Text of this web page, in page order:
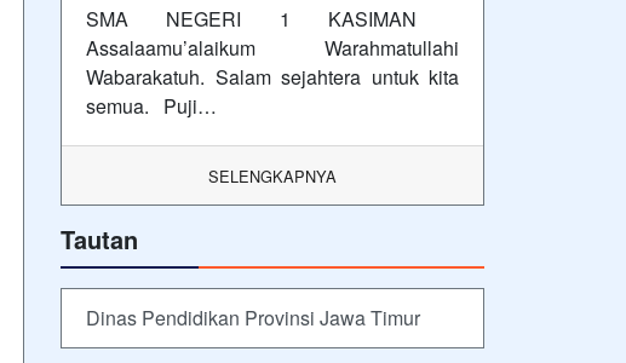
SMA NEGERI 1 KASIMAN
Assalaamu’alaikum Warahmatullahi
Wabarakatuh. Salam sejahtera untuk kita
semua. Puji…
SELENGKAPNYA
Tautan
Dinas Pendidikan Provinsi Jawa Timur